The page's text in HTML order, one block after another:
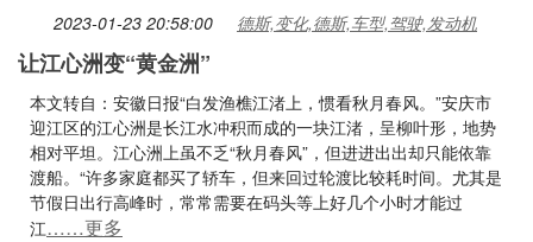
2023-01-23 20:58:00 德斯,变化,德斯,车型,驾驶,发动机
让江心洲变“黄金洲”
本文转自：安徽日报“白发渔樵江渚上，惯看秋月春风。”安庆市
迎江区的江心洲是长江水冲积而成的一块江渚，呈柳叶形，地势
相对平坦。江心洲上虽不乏“秋月春风”，但进进出出却只能依靠
渡船。“许多家庭都买了轿车，但来回过轮渡比较耗时间。尤其是
节假日出行高峰时，常常需要在码头等上好几个小时才能过
江……更多